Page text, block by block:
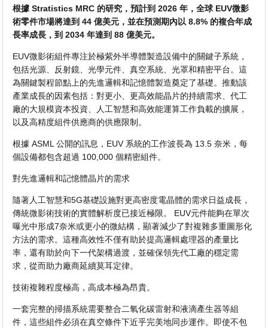
根據 Stratistics MRC 的研究，預計到 2026 年，全球 EUV微影
術零件市場將達到 44 億美元，並在預測期內以 8.8% 的複合年成
長率成長，到 2034 年達到 88 億美元。
EUV微影術組件專注於極紫外半導體製造設備中的關鍵子系統，
包括光源、反射鏡、光學元件、真空系統、光罩和精密平台。這
為關鍵製程節點上的先進邏輯和記憶體製造奠定了基礎。推動該
產業成長的因素包括：對更小、更高效能晶片的持續需求、代工
廠的大規模資本投資、人工智慧和高效能運算工作負載的擴展，
以及高精度組件供應商的供應限制。
根據 ASML 公開的訊息，EUV 系統的工作波長為 13.5 奈米，每
個設備都包含超過 100,000 個精密組件。
對先進邏輯和記憶體晶片的需求
隨著人工智慧和5G基礎設施對更高密度電晶體的需求日益成長，
傳統微影術技術的實體解析度已接近極限。 EUV元件能夠在單次
曝光中形成7奈米或更小的微結構，顯著減少了對複雜多重圖形化
方法的需求。這種高效性不僅有助於提高邏輯處理器的產量比
率，還有助於向下一代架構過渡，並確保領先代工廠的穩定需
求，從而助力廠商延續莫耳定律。
技術複雜程度極高，高成本極為昂貴。
一套完整的掃描系統需要整合二氧化碳雷射和液滴產生器等組
件，這些組件必須在真空條件下近乎完美地同步運作。即使不包